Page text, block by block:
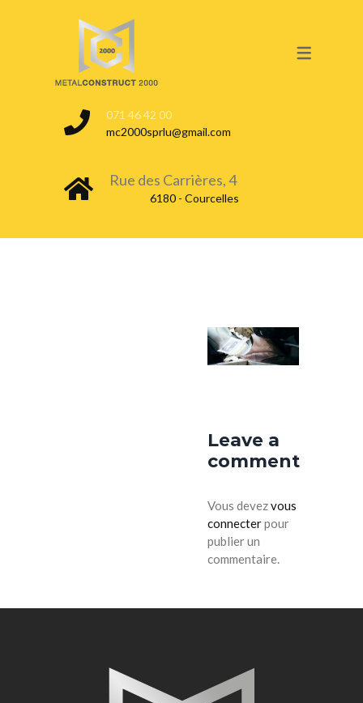
SERVICES
CONSTRUCTION CITERNE
NETTOYAGE & DÉGAZAGE
CITERNE EN TERRE
071 46 42 00
mc2000sprlu@gmail.com
Rue des Carrières, 4
6180 - Courcelles
Leave a
comment
Vous devezvous
connecterpour
publier un
commentaire.